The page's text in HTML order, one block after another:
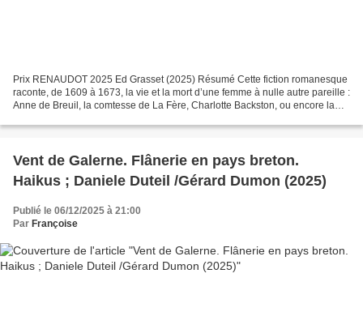
Prix RENAUDOT 2025 Ed Grasset (2025) Résumé Cette fiction romanesque
raconte, de 1609 à 1673, la vie et la mort d’une femme à nulle autre pareille :
Anne de Breuil, la comtesse de La Fère, Charlotte Backston, ou encore la
Vent de Galerne. Flânerie en pays breton.
Haikus ; Daniele Duteil /Gérard Dumon (2025)
Publié le 06/12/2025 à 21:00
Par Françoise